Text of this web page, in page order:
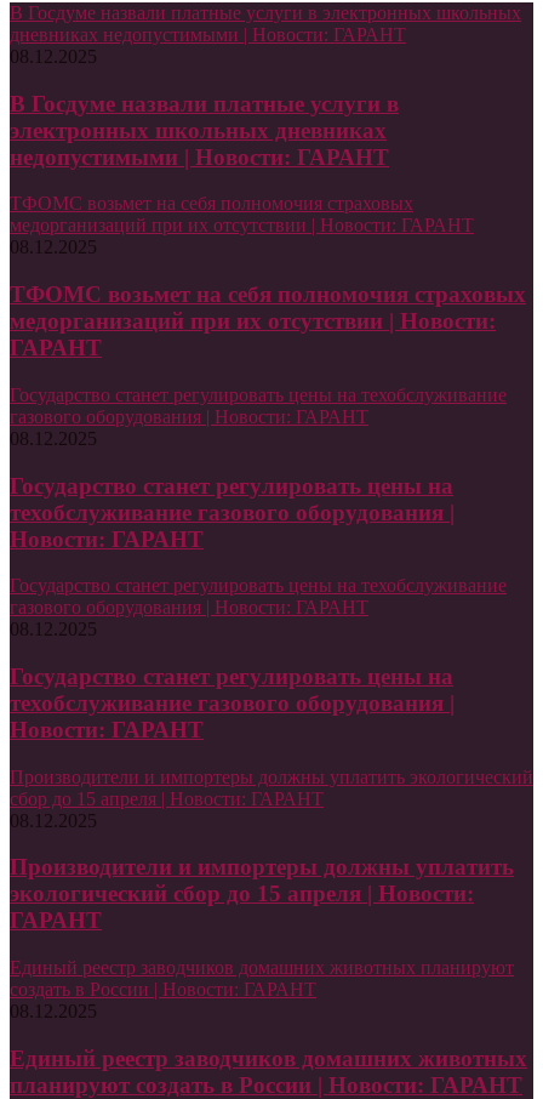
В Госдуме назвали платные услуги в электронных школьных
дневниках недопустимыми | Новости: ГАРАНТ
08.12.2025
В Госдуме назвали платные услуги в
электронных школьных дневниках
недопустимыми | Новости: ГАРАНТ
ТФОМС возьмет на себя полномочия страховых
медорганизаций при их отсутствии | Новости: ГАРАНТ
08.12.2025
ТФОМС возьмет на себя полномочия страховых
медорганизаций при их отсутствии | Новости:
ГАРАНТ
Государство станет регулировать цены на техобслуживание
газового оборудования | Новости: ГАРАНТ
08.12.2025
Государство станет регулировать цены на
техобслуживание газового оборудования |
Новости: ГАРАНТ
Государство станет регулировать цены на техобслуживание
газового оборудования | Новости: ГАРАНТ
08.12.2025
Государство станет регулировать цены на
техобслуживание газового оборудования |
Новости: ГАРАНТ
Производители и импортеры должны уплатить экологический
сбор до 15 апреля | Новости: ГАРАНТ
08.12.2025
Производители и импортеры должны уплатить
экологический сбор до 15 апреля | Новости:
ГАРАНТ
Единый реестр заводчиков домашних животных планируют
создать в России | Новости: ГАРАНТ
08.12.2025
Единый реестр заводчиков домашних животных
планируют создать в России | Новости: ГАРАНТ